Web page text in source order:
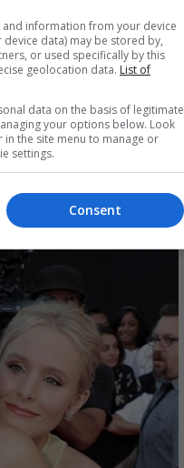
e kishte shprehur
te Milia.
më në disponim se
information from your device
data) may be stored by,
or used specifically by this
geolocation data. List of
data on the basis of legitimate
your options below. Look
the site menu to manage or
settings.
Consent